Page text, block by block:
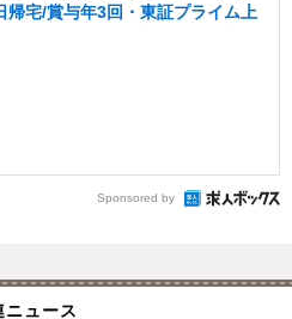
宅/賞与年3回・東証プライム上
Sponsored by
ニュース